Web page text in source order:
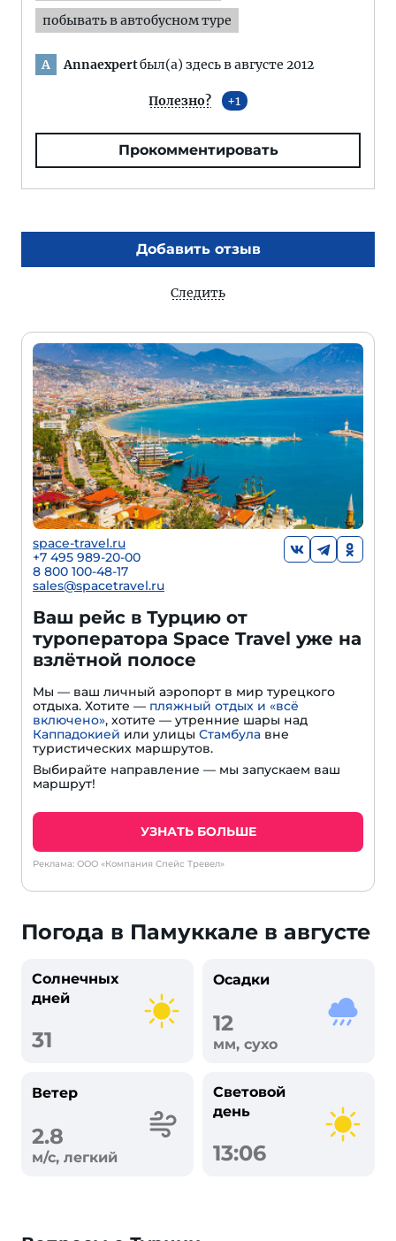
побывать в автобусном туре
A Annaexpertбыл(а) здесь в августе 2012
Полезно? 1
Прокомментировать
Добавить отзыв
Следить
space-travel.ru
+7 495 989-20-00
8 800 100-48-17
sales@spacetravel.ru
Ваш рейс в Турцию от
туроператора Space Travel уже на
взлётной полосе
Мы — ваш личный аэропорт в мир турецкого
отдыха. Хотите — пляжный отдых и «всё
включено», хотите — утренние шары над
Каппадокией или улицы Стамбула вне
туристических маршрутов.
Выбирайте направление — мы запускаем ваш
маршрут!
УЗНАТЬ БОЛЬШЕ
Реклама: ООО «Компания Спейс Тревел»
Погода в Памуккале в августе
Солнечных
дней
31
Осадки
12
мм, сухо
Ветер
2.8
м/с, легкий
Световой
день
13:06